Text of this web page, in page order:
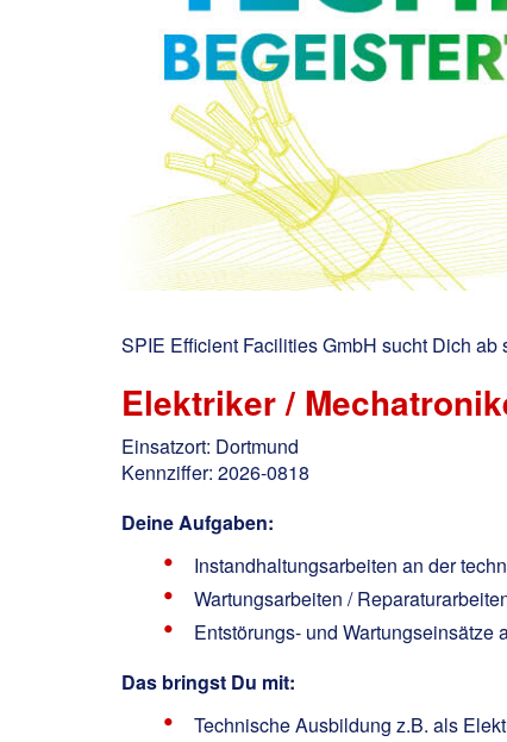
SPIE Efficient Facilities GmbH sucht Dich ab
Elektriker /
Einsatzort: Dortmund
Kennziffer: 2026-0818
Deine Aufgaben:
Instandhaltungsarbeiten an der
Wartungsarbeiten /
Entstörungs- und
Das bringst Du mit:
Technische Ausbildung z.B. als